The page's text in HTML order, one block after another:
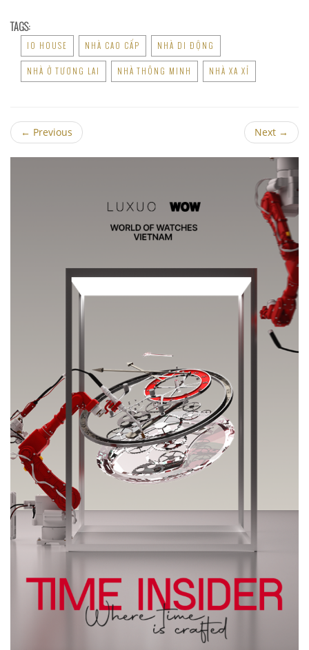
TAGS:
IO HOUSE NHÀ CAO CẤP NHÀ DI ĐỘNG
NHÀ Ở TƯƠNG LAI NHÀ THÔNG MINH NHÀ XA XỈ
← Previous Next →